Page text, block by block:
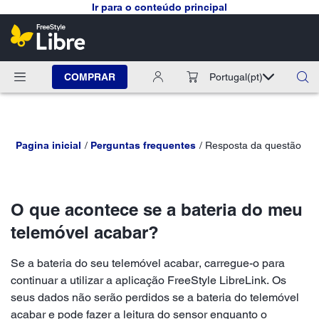
Ir para o conteúdo principal
COMPRAR Portugal(pt)
Pagina inicial Perguntas frequentes Resposta da questão
O que acontece se a bateria do meu
telemóvel acabar?
Se a bateria do seu telemóvel acabar, carregue-o para
continuar a utilizar a aplicação FreeStyle LibreLink. Os
seus dados não serão perdidos se a bateria do telemóvel
acabar e pode fazer a leitura do sensor enquanto o